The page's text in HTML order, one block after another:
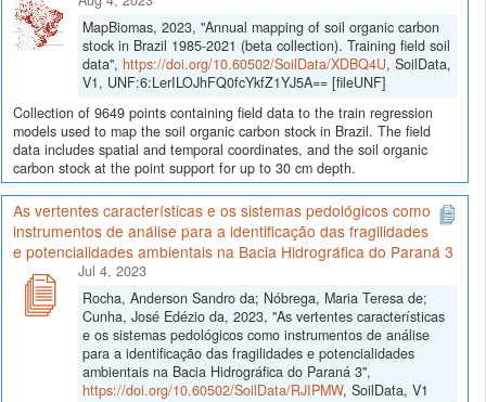
MapBiomas, 2023, "Annual mapping of soil organic carbon
stock in Brazil 1985-2021 (beta collection). Training field soil
data", https://doi.org/10.60502/SoilData/XDBQ4U, SoilData,
V1, UNF:6:LerILOJhFQ0fcYkfZ1YJ5A== [fileUNF]
Collection of 9649 points containing field data to the train regression
models used to map the soil organic carbon stock in Brazil. The field
data includes spatial and temporal coordinates, and the soil organic
carbon stock at the point support for up to 30 cm depth.
As vertentes características e os sistemas pedológicos como
instrumentos de análise para a identificação das fragilidades
e potencialidades ambientais na Bacia Hidrográfica do Paraná 3
Jul 4, 2023
Rocha, Anderson Sandro da; Nóbrega, Maria Teresa de;
Cunha, José Edézio da, 2023, "As vertentes características
e os sistemas pedológicos como instrumentos de análise
para a identificação das fragilidades e potencialidades
ambientais na Bacia Hidrográfica do Paraná 3",
https://doi.org/10.60502/SoilData/RJIPMW, SoilData, V1